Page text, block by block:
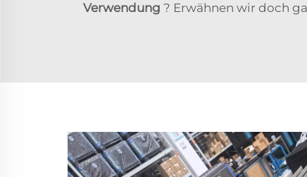
Verwendung ? Erwähnen wir doch